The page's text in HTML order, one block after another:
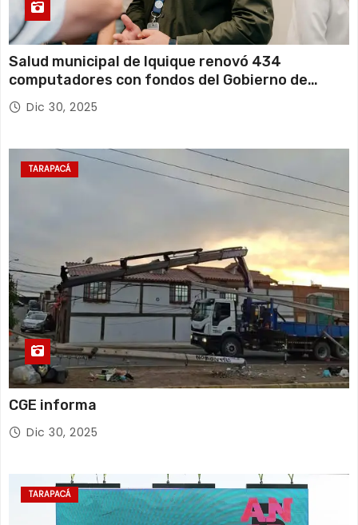
Salud municipal de Iquique renovó 434
computadores con fondos del Gobierno de
Tarapacá
Dic 30, 2025
TARAPACÁ
CGE informa
Dic 30, 2025
TARAPACÁ